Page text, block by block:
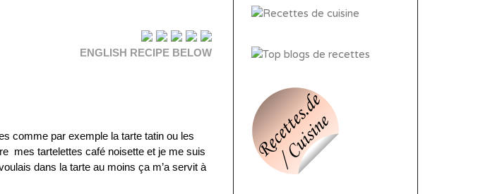
ENGLISH RECIPE BELOW
comme par exemple la tarte tatin ou les
mes tartelettes café noisette et je me suis
dans la tarte au moins ça m’a servit à